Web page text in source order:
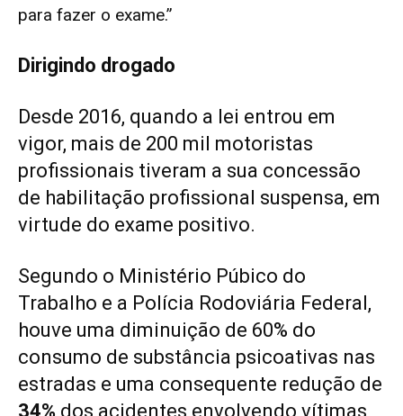
para fazer o exame.”
Dirigindo drogado
Desde 2016, quando a lei entrou em
vigor, mais de 200 mil motoristas
profissionais tiveram a sua concessão
de habilitação profissional suspensa, em
virtude do exame positivo.
Segundo o Ministério Púbico do
Trabalho e a Polícia Rodoviária Federal,
houve uma diminuição de 60% do
consumo de substância psicoativas nas
estradas e uma consequente redução de
34% dos acidentes envolvendo vítimas